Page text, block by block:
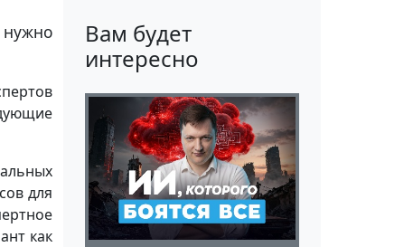
для
как
Вам будет
интересно